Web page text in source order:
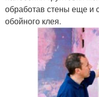
обработав стены еще и
обойного клея.